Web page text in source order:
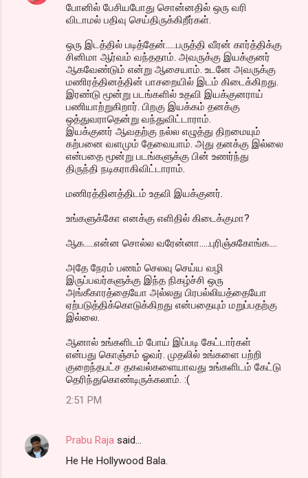
போனில் பேசியபோது சொன்னதில் ஒரு வரி
விடாமல் பதிவு செய்திருக்கிறீர்கள்.
ஒரு இடத்தில் படித்தேன்.....பருத்தி வீரன் கார்த்திக்கு
சினிமா ஆர்வம் வந்ததாம். அவருக்கு இயக்குனர்
ஆகவேண்டும் என்று ஆசையாம். உடனே அவருக்கு
மணிரத்தினத்தின் பாசறையில் இடம் கிடைக்கிறது.
இரண்டு மூன்று படங்களில் உதவி இயக்குனராய்
பணியாற்றுகிறார். பிறகு இயக்கம் தனக்கு
ஒத்துவராதென்று வந்துவிட்டாராம்.
இயக்குனர் ஆவதற்கு நல்ல எழுத்து திறமையும்
கற்பனை வளமும் தேவையாம். அது தனக்கு இல்லை
என்பதை மூன்று படங்களுக்கு பின் உணர்ந்து
திருந்தி நடிகராகிவிட்டாராம்.
மணிரத்தினத்திடம் உதவி இயக்குனர்.
உங்களுக்கோ எனக்கு எளிதில் கிடைக்குமா?
ஆக.....என்ன சொல்ல வரேன்னா.....புரிஞ்சுகோங்க....
அதே நேரம் பணம் செலவு செய்ய வழி
இருப்பவர்களுக்கு இந்த நிகழ்ச்சி ஒரு
அங்கீகாரத்தையோ அல்லது பிரபல்லியத்தையோ
ஏற்படுத்திக்கொடுக்கிறது என்பதையும் மறுப்பதற்கு
இல்லை.
ஆனால் உங்களிடம் போய் இப்படி கேட்டார்கள்
என்பது கொஞ்சம் ஓவர். முதலில் உங்களை பற்றி
குறைந்தபட்ச தகவல்களையாவது உங்களிடம் கேட்டு
தெரிந்துகொண்டிருக்கலாம். :(
2:51 PM
Prabu Raja said…
He He Hollywood Bala.